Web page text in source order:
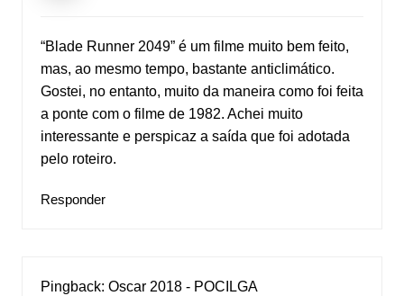
“Blade Runner 2049” é um filme muito bem feito,
mas, ao mesmo tempo, bastante anticlimático.
Gostei, no entanto, muito da maneira como foi feita
a ponte com o filme de 1982. Achei muito
interessante e perspicaz a saída que foi adotada
pelo roteiro.
Responder
Pingback: Oscar 2018 - POCILGA